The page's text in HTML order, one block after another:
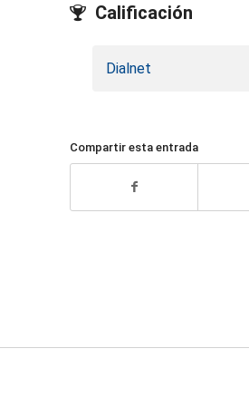
Calificación
Dialnet
Compartir esta entrada